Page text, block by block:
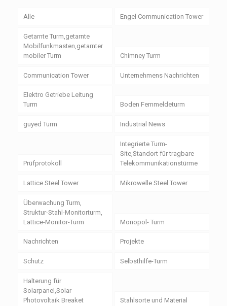
Alle Engel Communication Tower
Getarnte Turm,getarnte
Mobilfunkmasten,getarnter
mobiler Turm
Chimney Turm
Communication Tower Unternehmens Nachrichten
Elektro Getriebe Leitung
Turm
Boden Fernmeldeturm
guyed Turm Industrial News
Prüfprotokoll
Integrierte Turm-
Site,Standort für tragbare
Telekommunikationstürme
Lattice Steel Tower Mikrowelle Steel Tower
Überwachung Turm,
Struktur-Stahl-Monitorturm,
Lattice-Monitor-Turm
Monopol- Turm
Nachrichten Projekte
Schutz Selbsthilfe-Turm
Halterung für
Solarpanel,Solar
Photovoltaik Breaket
Stahlsorte und Material